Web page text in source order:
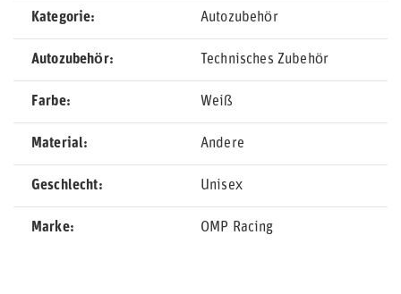
Kategorie Autozubehör
Autozubehör Technisches Zubehör
Farbe Weiß
Material Andere
Geschlecht Unisex
Marke OMP Racing